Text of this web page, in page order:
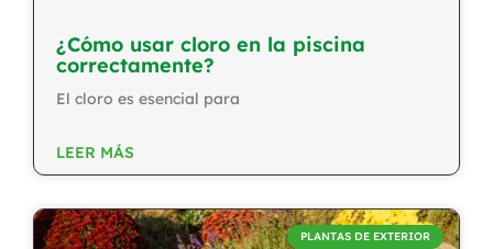
¿Cómo usar cloro en la piscina
correctamente?
El cloro es esencial para
LEER MÁS
PLANTAS DE EXTERIOR